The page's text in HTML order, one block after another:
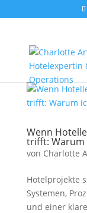
Wenn
trifft: Warum
von Charlotte
Hotelprojekte
Systemen,
und einer